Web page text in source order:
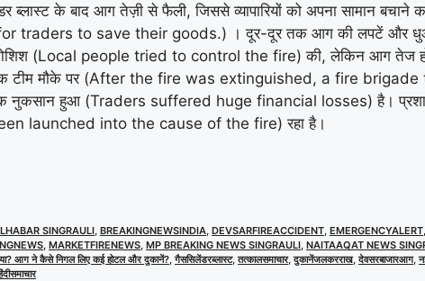
ब्लास्ट के बाद आग तेज़ी से फैली, जिससे व्यापारियों को अपना
traders to save their goods.) । दूर-दूर तक आग की लपटें और धुआं
(Local people tried to control the fire) की, लेकिन आग तेज
टीम मौके पर (After the fire was extinguished, a fire brigade
नुकसान हुआ (Traders suffered huge financial losses) है।
launched into the cause of the fire) रहा है।
SINGRAULI, BREAKINGNEWSINDIA, DEVSARFIREACCIDENT, EMERGENCYALERT,
, MARKETFIRENEWS, MP BREAKING NEWS SINGRAULI, NAITAAQAT NEWS
आग ने कैसे निगल लिए कई होटल और दुकानें?,गैससिलेंडरब्लास्ट,तत्कालसमाचार,दुकानेंजलकरराख,देवसरबाजारआग,